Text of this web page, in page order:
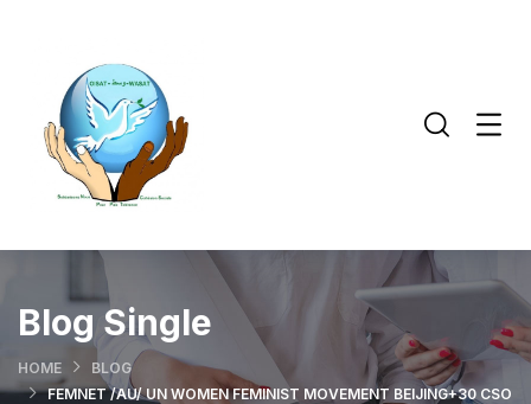
Blog Single
HOME
BLOG
FEMNET /AU/ UN WOMEN FEMINIST MOVEMENT BEIJING+30 CSO